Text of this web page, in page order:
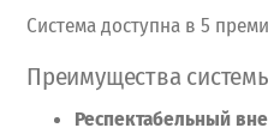
Системадоступна в 5
Преимущества
Респектабельный